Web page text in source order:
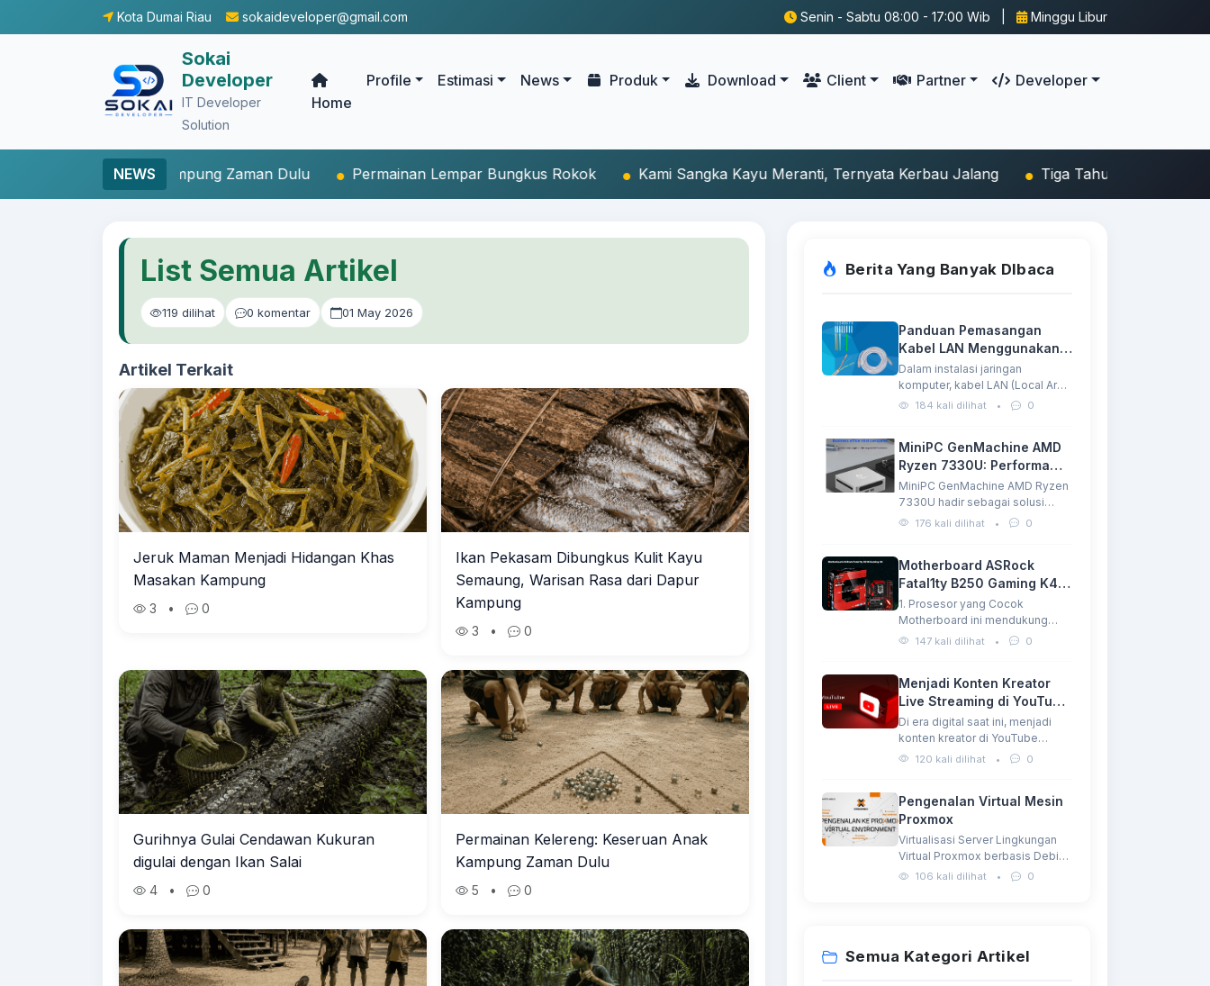
Kota Dumai Riau sokaideveloper@gmail.com Senin - Sabtu 08:00 - 17:00 Wib | Minggu Libur
Sokai
Developer
IT Developer
Solution
Home
Profile Estimasi News Produk Download Client Partner Developer
NEWS
Permainan Lempar Bungkus Rokok Kami Sangka Kayu Meranti, Ternyata Kerbau Jalang Tiga Tahun Menuntut Ilmu di Sekolah Sederhana,
List Semua Artikel
119 dilihat 0 komentar 01 May 2026
Artikel Terkait
Jeruk Maman Menjadi Hidangan Khas
Masakan Kampung
3 • 0
Ikan Pekasam Dibungkus Kulit Kayu
Semaung, Warisan Rasa dari Dapur
Kampung
3 • 0
Gurihnya Gulai Cendawan Kukuran
digulai dengan Ikan Salai
4 • 0
Permainan Kelereng: Keseruan Anak
Kampung Zaman Dulu
5 • 0
Berita Yang Banyak DIbaca
Panduan Pemasangan
Kabel LAN Menggunakan 4
Kabel (Ethernet 4 Wire)
Dalam instalasi jaringan
komputer, kabel LAN (Local Area
Network) menjadi media
184 kali dilihat • 0
MiniPC GenMachine AMD
Ryzen 7330U: Performa
Tangguh dalam Ukuran
Mini
MiniPC GenMachine AMD Ryzen
7330U hadir sebagai solusi
komputasi ringkas dengan
176 kali dilihat • 0
Motherboard ASRock
Fatal1ty B250 Gaming K4
Harga Terjangkau
1. Prosesor yang Cocok
Motherboard ini mendukung
prosesor Intel Generasi ke-6
147 kali dilihat • 0
Menjadi Konten Kreator
Live Streaming di YouTube:
Peluang dan Tantangan
Di era digital saat ini, menjadi
konten kreator di YouTube
bukan lagi…
120 kali dilihat • 0
Pengenalan Virtual Mesin
Proxmox
Virtualisasi Server Lingkungan
Virtual Proxmox berbasis Debian
GNU/Linux dan menggunakan
106 kali dilihat • 0
Semua Kategori Artikel